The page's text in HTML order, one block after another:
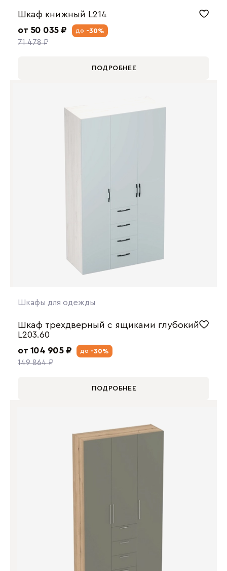
Шкаф книжный L214
от 50 035 ₽
71 478 ₽
до -30%
ПОДРОБНЕЕ
Шкафы для одежды
Шкаф трехдверный с ящиками глубокий
L203.60
от 104 905 ₽
149 864 ₽
до -30%
ПОДРОБНЕЕ